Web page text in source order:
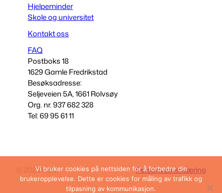
Hjelpeminder
Skole og universitet
Kontakt oss
FAQ
Postboks 18
1629 Gamle Fredrikstad
Besøksadresse:
Seljeveien 5A, 1661 Rolvsøy
Org. nr. 937 682 328
Tel: 69 95 61 11
© 2026 Fibel Personvernerklæring
Vi bruker cookies på nettsiden for å forbedre din
brukeropplevelse. Dette er cookies for måling av trafikk og
tilpasning av kommunikasjon.